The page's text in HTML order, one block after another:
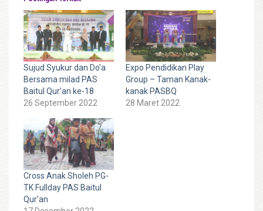
Sujud Syukur dan Do’a
Bersama milad PAS
Baitul Qur’an ke-18
26 September 2022
Expo Pendidikan Play
Group – Taman Kanak-
kanak PASBQ
28 Maret 2022
Cross Anak Sholeh PG-
TK Fullday PAS Baitul
Qur’an